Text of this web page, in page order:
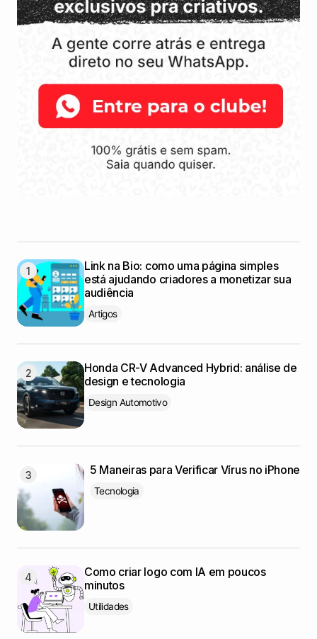
Link na Bio: como uma página simples
está ajudando criadores a monetizar sua
audiência
Artigos
Honda CR-V Advanced Hybrid: análise de
design e tecnologia
Design Automotivo
5 Maneiras para Verificar Vírus no iPhone
Tecnologia
Como criar logo com IA em poucos
minutos
Utilidades